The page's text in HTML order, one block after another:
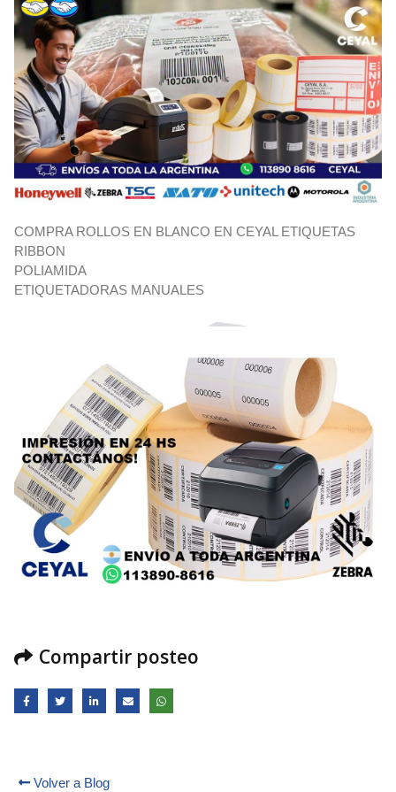
COMPRA ROLLOS EN BLANCO EN CEYAL ETIQUETAS
RIBBON
POLIAMIDA
ETIQUETADORAS MANUALES
Compartir posteo
Volver a Blog